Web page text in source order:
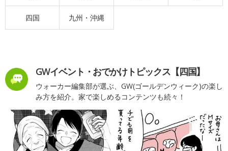
四国 九州・沖縄
GWイベント・おでかけトピックス【四国】
ウォーカー編集部が選ぶ、GW(ゴールデンウィーク)の楽し
み方を紹介。家で楽しめるコンテンツも続々！